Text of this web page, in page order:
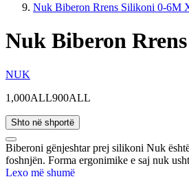
Nuk Biberon Rrens Silikoni 0-6M
Nuk Biberon
NUK
1,000ALL900ALL
Shto në shportë
Biberoni gënjeshtar prej silikoni Nuk
foshnjën. Forma ergonimike e saj nuk
Lexo më shumë